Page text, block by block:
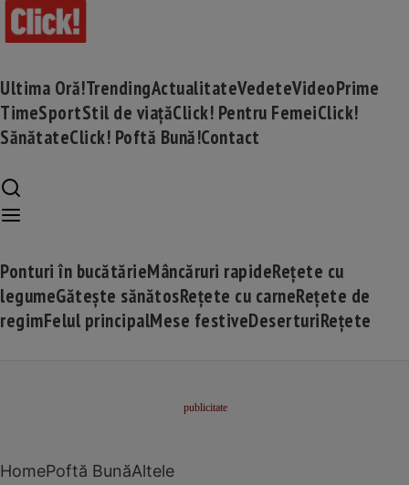
Ultima Oră!TrendingActualitateVedeteVideoPrime
TimeSportStil de viațăClick! Pentru FemeiClick!
SănătateClick! Poftă Bună!Contact
Ponturi în bucătărieMâncăruri rapideRețete cu
legumeGătește sănătosRețete cu carneRețete de
regimFelul principalMese festiveDeserturiRețete
HomePoftă BunăAltele